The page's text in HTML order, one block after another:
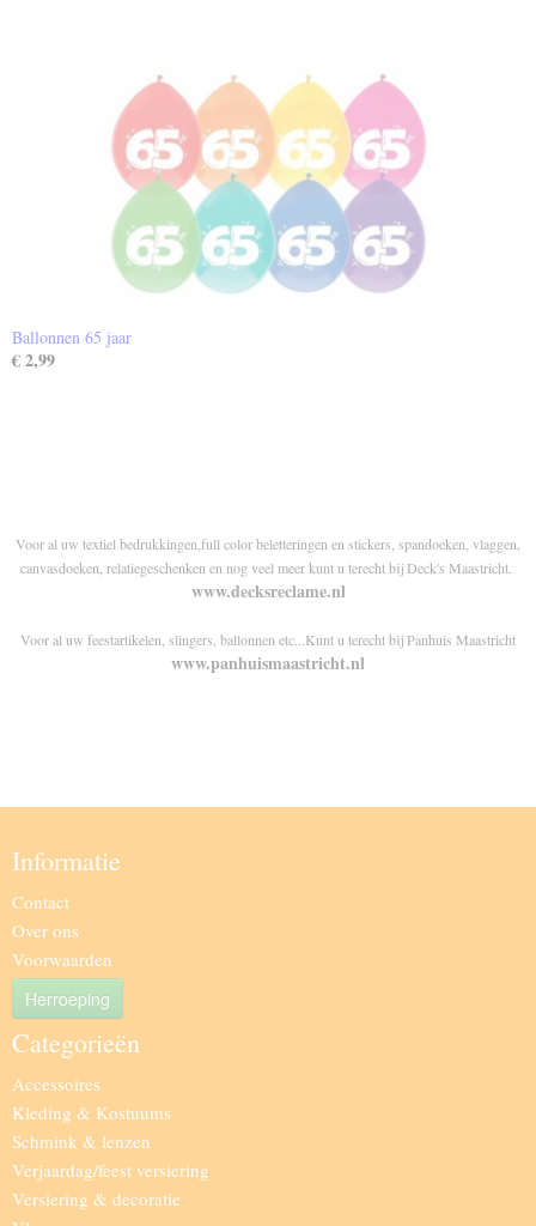
Ballonnen 65 jaar
€ 2,99
Voor al uw textiel bedrukkingen,full color beletteringen en stickers, spandoeken, vlaggen,
canvasdoeken, relatiegeschenken en nog veel meer kunt u terecht bij Deck's Maastricht.
www.decksreclame.nl
Voor al uw feestartikelen, slingers, ballonnen etc...Kunt u terecht bij Panhuis Maastricht
www.panhuismaastricht.nl
Informatie
Contact
Over ons
Voorwaarden
Herroeping
Categorieën
Accessoires
Kleding & Kostuums
Schmink & lenzen
Verjaardag/feest versiering
Versiering & decoratie